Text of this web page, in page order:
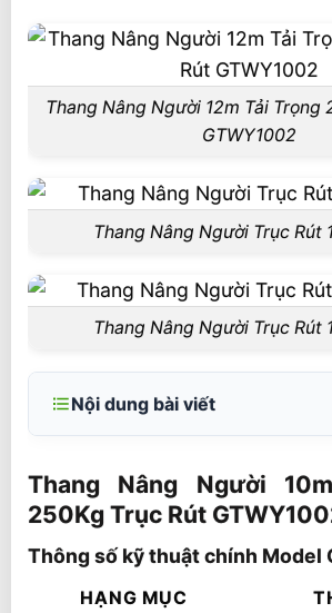
Thang Nâng Người 12m Tải Trọng
GTWY1002
Thang Nâng Người Trục Rút
Thang Nâng Người Trục Rút
Nội dung bài viết
Trục Rút GTWY1002
Thông số kỹ thuật
GTWY1002
Đặc điểm thang nâng
Thang Nâng Người
250Kg Trục Rút
Thông số kỹ thuật chính Model
HẠNG MỤC